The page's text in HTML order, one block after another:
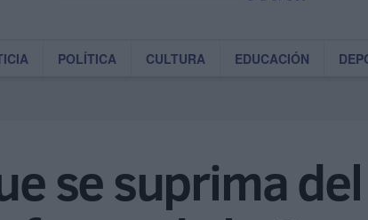
POLÍTICA CULTURA EDUCACIÓN
se suprima